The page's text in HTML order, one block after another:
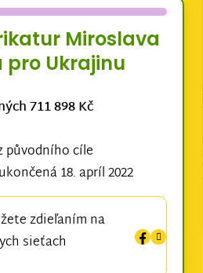
Miroslava
pro Ukrajinu
711 898 Kč
původního cíle
18. apríl 2022
zdieľaním na
sieťach